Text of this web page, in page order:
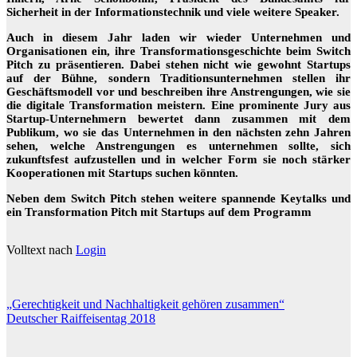
Sicherheit in der Informationstechnik und viele weitere Speaker.
Auch in diesem Jahr laden wir wieder Unternehmen und
Organisationen ein, ihre Transformationsgeschichte beim Switch
Pitch zu präsentieren. Dabei stehen nicht wie gewohnt Startups
auf der Bühne, sondern Traditionsunternehmen stellen ihr
Geschäftsmodell vor und beschreiben ihre Anstrengungen, wie sie
die digitale Transformation meistern. Eine prominente Jury aus
Startup-Unternehmern bewertet dann zusammen mit dem
Publikum, wo sie das Unternehmen in den nächsten zehn Jahren
sehen, welche Anstrengungen es unternehmen sollte, sich
zukunftsfest aufzustellen und in welcher Form sie noch stärker
Kooperationen mit Startups suchen könnten.
Neben dem Switch Pitch stehen weitere spannende Keytalks und
ein Transformation Pitch mit Startups auf dem Programm
Volltext nach Login
Beitragsnavigation
„Gerechtigkeit und Nachhaltigkeit gehören zusammen“
Deutscher Raiffeisentag 2018